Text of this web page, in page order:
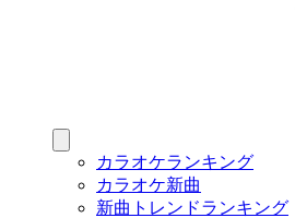
カラオケランキング
カラオケ新曲
新曲トレンドランキング